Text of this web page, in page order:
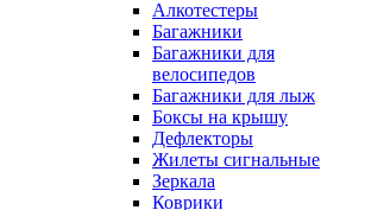
Алкотестеры
Багажники
Багажники для
велосипедов
Багажники для лыж
Боксы на крышу
Дефлекторы
Жилеты сигнальные
Зеркала
Коврики